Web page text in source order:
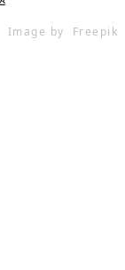
Image by Freepik